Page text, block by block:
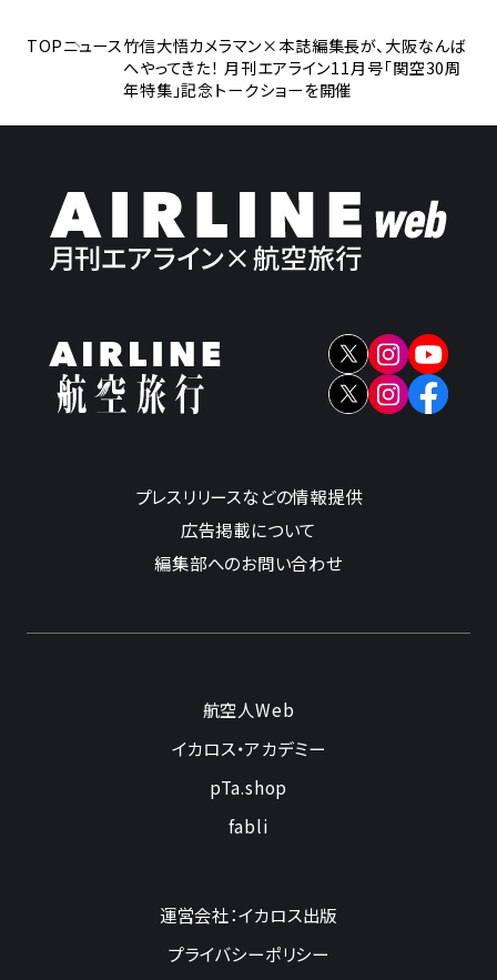
TOPニュース竹信大悟カメラマン×本誌編集長が、大阪なんば
へやってきた！ 月刊エアライン11月号「関空30周
年特集」記念トークショーを開催
プレスリリースなどの情報提供
広告掲載について
編集部へのお問い合わせ
航空人Web
イカロス・アカデミー
pTa.shop
fabli
運営会社：イカロス出版
プライバシーポリシー